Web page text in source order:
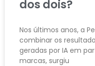
dos dois?
Nos últimos anos, a
combinar os
geradas por IA em
marcas, surgiu